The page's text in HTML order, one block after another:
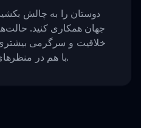
دوستان را به چالش بکشید
جهان همکاری کنید.
خلاقیت و سرگرمی
با هم در منظرهای موسیقی کاوش می‌کنید.